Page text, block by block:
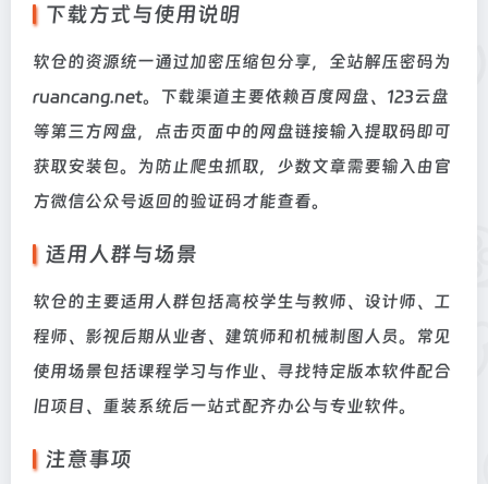
下载方式与使用说明
软仓的资源统一通过加密压缩包分享，全站解压密码为
ruancang.net。下载渠道主要依赖百度网盘、123云盘
等第三方网盘，点击页面中的网盘链接输入提取码即可
获取安装包。为防止爬虫抓取，少数文章需要输入由官
方微信公众号返回的验证码才能查看。
适用人群与场景
软仓的主要适用人群包括高校学生与教师、设计师、工
程师、影视后期从业者、建筑师和机械制图人员。常见
使用场景包括课程学习与作业、寻找特定版本软件配合
旧项目、重装系统后一站式配齐办公与专业软件。
注意事项